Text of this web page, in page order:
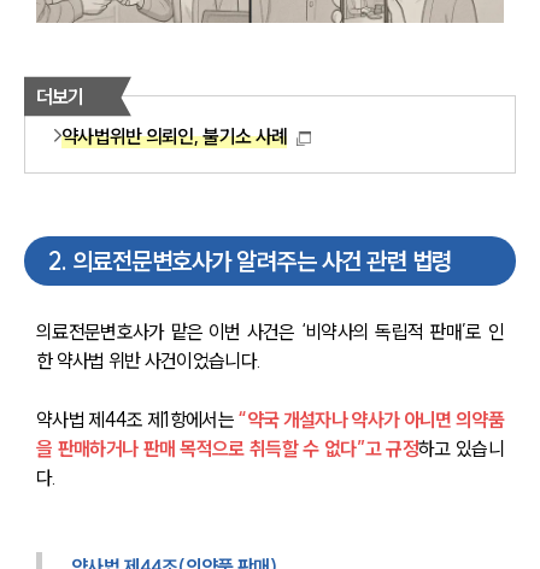
더보기
약사법위반 의뢰인, 불기소 사례
2. 의료전문변호사가 알려주는 사건 관련 법령
의료전문변호사가 맡은 이번 사건은 ‘비약사의 독립적 판매’로 인
한 약사법 위반 사건이었습니다.
약사법 제44조 제1항에서는 “약국 개설자나 약사가 아니면 의약품
을 판매하거나 판매 목적으로 취득할 수 없다”고 규정하고 있습니
다.